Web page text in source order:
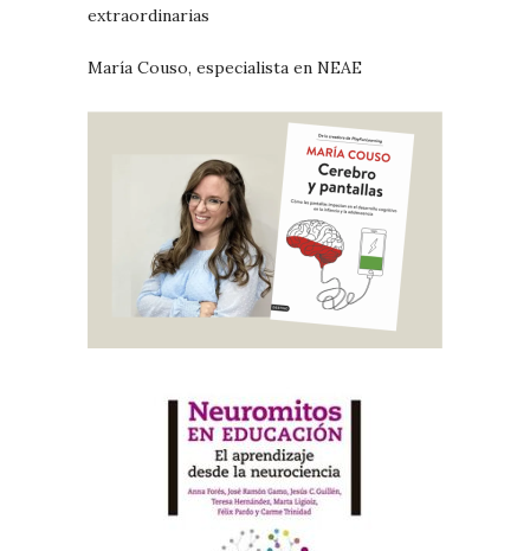
extraordinarias
María Couso, especialista en NEAE